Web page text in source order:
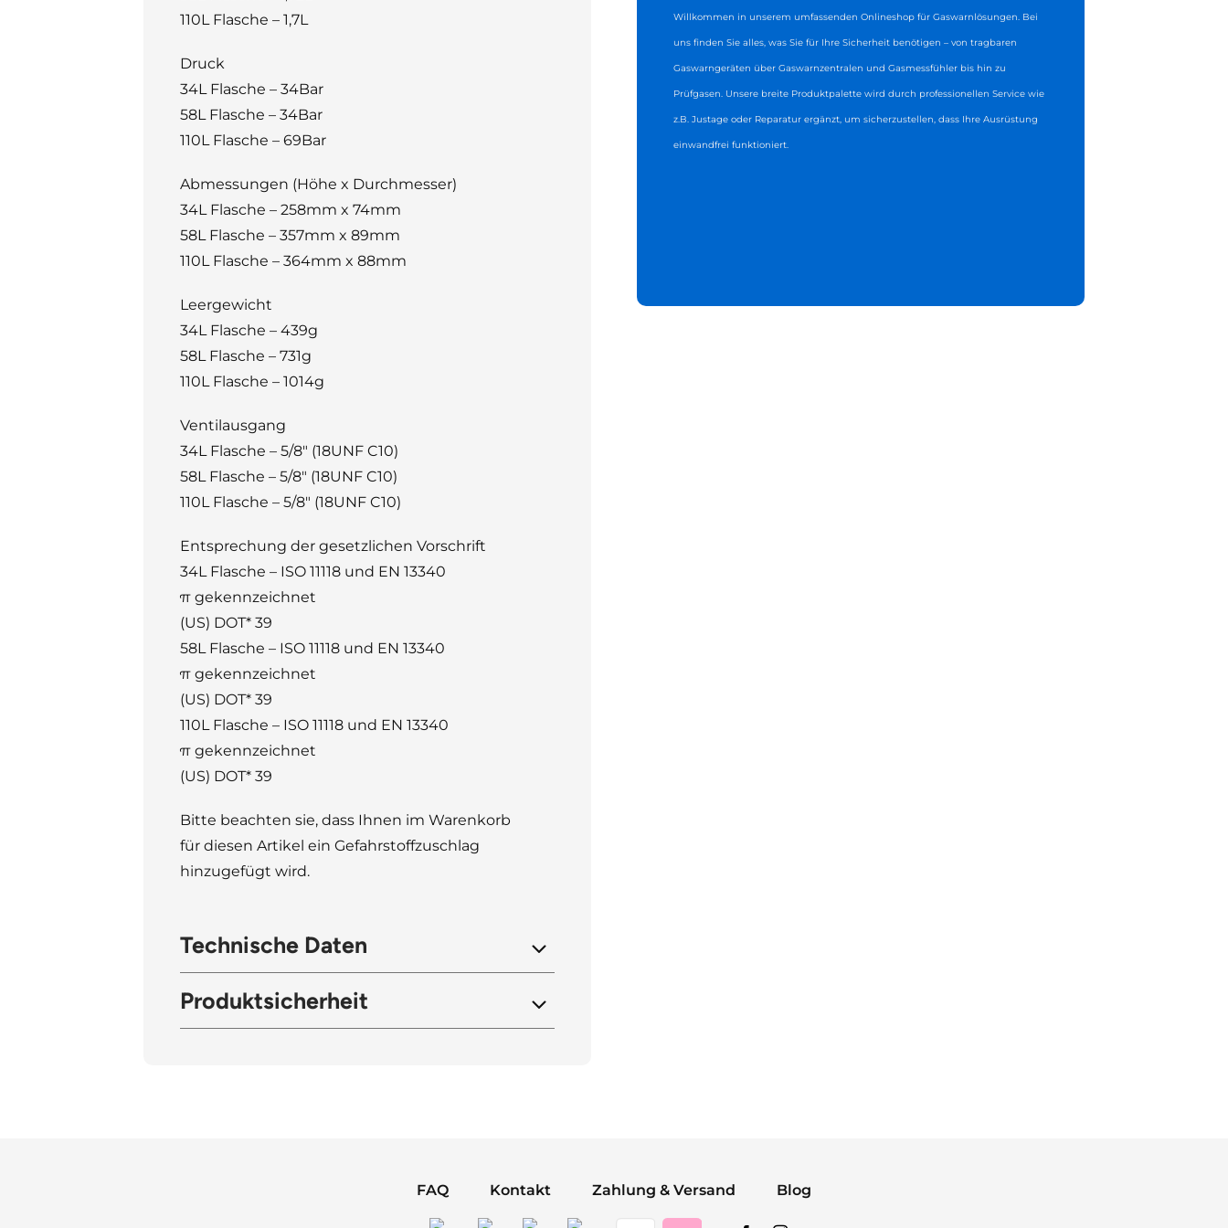
110L Flasche – 1,7L
Druck
34L Flasche – 34Bar
58L Flasche – 34Bar
110L Flasche – 69Bar
Abmessungen (Höhe x Durchmesser)
34L Flasche – 258mm x 74mm
58L Flasche – 357mm x 89mm
110L Flasche – 364mm x 88mm
Leergewicht
34L Flasche – 439g
58L Flasche – 731g
110L Flasche – 1014g
Ventilausgang
34L Flasche – 5/8″ (18UNF C10)
58L Flasche – 5/8″ (18UNF C10)
110L Flasche – 5/8″ (18UNF C10)
Entsprechung der gesetzlichen Vorschrift
34L Flasche – ISO 11118 und EN 13340
π gekennzeichnet
(US) DOT* 39
58L Flasche – ISO 11118 und EN 13340
π gekennzeichnet
(US) DOT* 39
110L Flasche – ISO 11118 und EN 13340
π gekennzeichnet
(US) DOT* 39
Bitte beachten sie, dass Ihnen im Warenkorb
für diesen Artikel ein Gefahrstoffzuschlag
hinzugefügt wird.
Technische Daten
Produktsicherheit
Willkommen in unserem umfassenden Onlineshop für Gaswarnlösungen. Bei
uns finden Sie alles, was Sie für Ihre Sicherheit benötigen – von tragbaren
Gaswarngeräten über Gaswarnzentralen und Gasmessfühler bis hin zu
Prüfgasen. Unsere breite Produktpalette wird durch professionellen Service wie
z.B. Justage oder Reparatur ergänzt, um sicherzustellen, dass Ihre Ausrüstung
einwandfrei funktioniert.
FAQ Kontakt Zahlung & Versand Blog